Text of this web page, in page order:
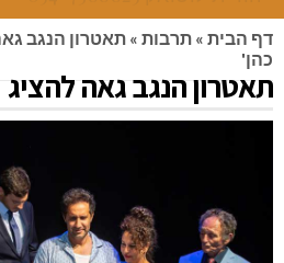
דף הבית » תרבות » תאטרון הנגב
כהן'
תאטרון הנגב גאה